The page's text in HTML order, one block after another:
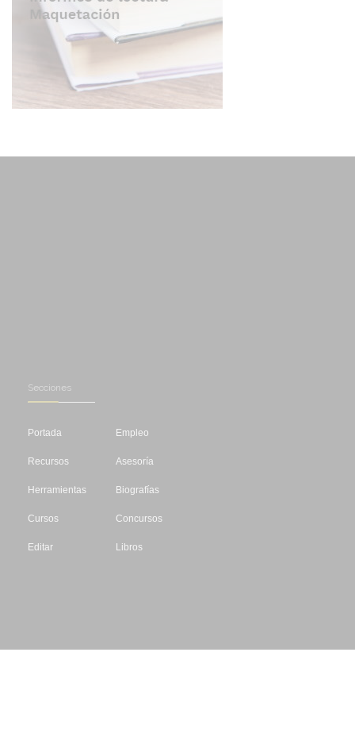
Secciones
Portada
Recursos
Herramientas
Cursos
Editar
Empleo
Asesoría
Biografías
Concursos
Libros